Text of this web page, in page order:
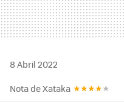
8 Abril 2022
Nota de Xataka